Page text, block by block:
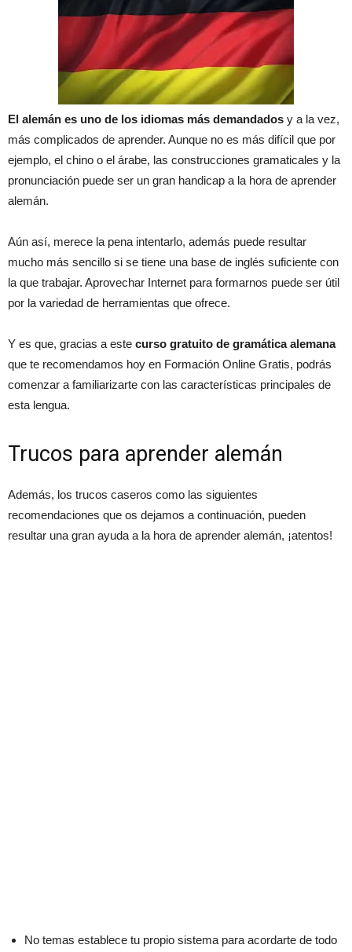
El alemán es uno de los idiomas más demandados y a la vez,
más complicados de aprender. Aunque no es más difícil que por
ejemplo, el chino o el árabe, las construcciones gramaticales y la
pronunciación puede ser un gran handicap a la hora de aprender
alemán.
Aún así, merece la pena intentarlo, además puede resultar
mucho más sencillo si se tiene una base de inglés suficiente con
la que trabajar. Aprovechar Internet para formarnos puede ser útil
por la variedad de herramientas que ofrece.
Y es que, gracias a este curso gratuito de gramática alemana
que te recomendamos hoy en Formación Online Gratis, podrás
comenzar a familiarizarte con las características principales de
esta lengua.
Trucos para aprender alemán
Además, los trucos caseros como las siguientes
recomendaciones que os dejamos a continuación, pueden
resultar una gran ayuda a la hora de aprender alemán, ¡atentos!
No temas establece tu propio sistema para acordarte de todo